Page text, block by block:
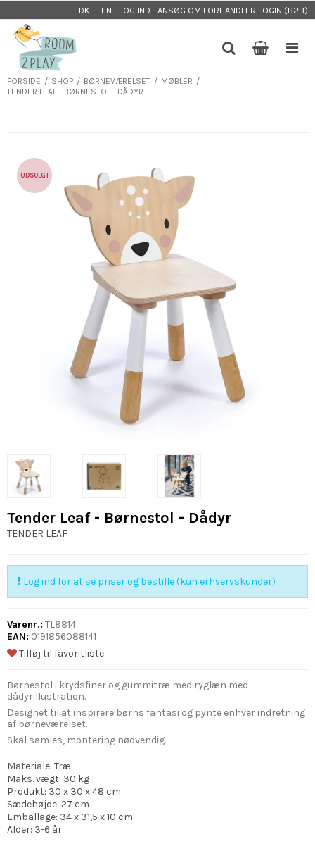
DK EN LOG IND ANSØG OM FORHANDLER LOGIN (B2B)
FORSIDE / SHOP / BØRNEVÆRELSET / MØBLER /
TENDER LEAF - BØRNESTOL - DÅDYR
UDSOLGT
Tender Leaf - Børnestol - Dådyr
TENDER LEAF
Log ind for at se priser og bestille (kun erhvervskunder)
Varenr.: TL8814
EAN: 0191856088141
Tilføj til favoritliste
Børnestol i krydsfiner og gummitræ med ryglæn med
dådyrillustration.
Designet til at inspirere børns fantasi og pynte enhver indretning
af børneværelset.
Skal samles, montering nødvendig.
Materiale: Træ
Maks. vægt: 30 kg
Produkt: 30 x 30 x 48 cm
Sædehøjde: 27 cm
Emballage: 34 x 31,5 x 10 cm
Alder: 3-6 år